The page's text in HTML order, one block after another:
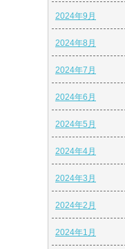
2024年9月
2024年8月
2024年7月
2024年6月
2024年5月
2024年4月
2024年3月
2024年2月
2024年1月